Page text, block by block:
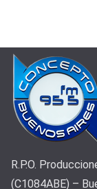
R.P.O.
(C1084ABE) –